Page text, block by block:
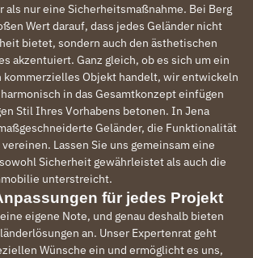
als nur eine Sicherheitsmaßnahme. Bei Berg
Wert darauf, dass jedes Geländer nicht
bietet, sondern auch den ästhetischen
akzentuiert. Ganz gleich, ob es sich um ein
kommerzielles Objekt handelt, wir entwickeln
in das Gesamtkonzept einfügen
Stil Ihres Vorhabens betonen. In Jena
Geländer, die Funktionalität
Lassen Sie uns gemeinsam eine
Sicherheit gewährleistet als auch die
unterstreicht.
für jedes Projekt
eigene Note, und genau deshalb bieten
an. Unser Expertenrat geht
Wünsche ein und ermöglicht es uns,